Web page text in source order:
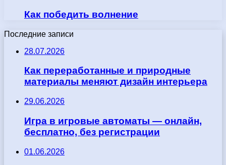
Как победить волнение
Последние записи
28.07.2026
Как переработанные и природные
материалы меняют дизайн интерьера
29.06.2026
Игра в игровые автоматы — онлайн,
бесплатно, без регистрации
01.06.2026